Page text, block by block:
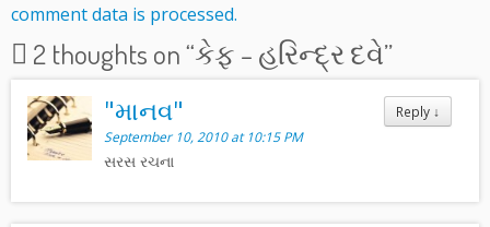
comment data is processed.
2 thoughts on “કેફ – હરિન્દ્ર દવે”
Reply ↓
"માનવ"
September 10, 2010 at 10:15 PM
સરસ રચના